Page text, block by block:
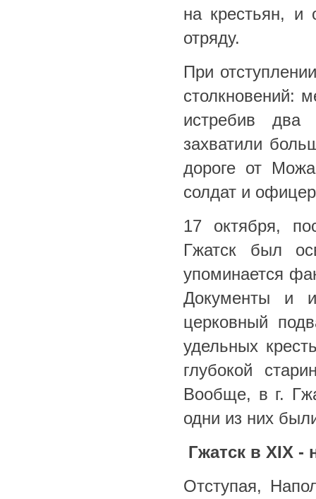
на крестьян, и
отряду.
При
столкновений:
истребив
захватили
дороге от
солдат и
17 октября,
Гжатск был
упоминается
Документы и
церковный
удельных
глубокой
Вообще, в г.
одни из них
Гжатск в XIX -
Отступая,